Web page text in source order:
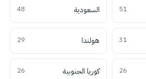
51 السعودية 48
31 هولندا 29
26 كوريا الجنوبية 26